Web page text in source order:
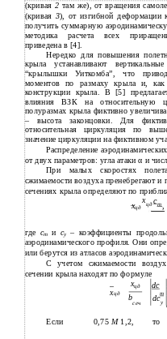
(кривая 2 там же), от вращения
(кривая 3), от изгибной деформации
получить суммарную
методика расчета всех
приведена в [4].
Нередко для повышения
крыла устанавливают
“крылышки Уиткомба”, что
моментов по размаху крыла и, как
конструкции крыла. В [5]
влияния ВЗК на относительную
полуразмах крыла фиктивно
– высота законцовки. Для
относительная циркуляция по
значение циркуляции на фиктивном
Распределение
от двух параметров: угла атаки α и
При малых скоростях
сжимаемости воздуха пренебрегают и
сечениях крыла определяют по
xцд
хцдсm,
гдест ису – коэффициенты
аэродинамического профиля. Они
или берутся из атласов
С учетом сжимаемости
сечении крыла находят по формуле
xцд dc
xцд m
b dcy
сеч
Если 0,75 М 1,2, то